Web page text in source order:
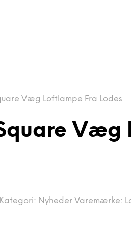
Væg Loftlampe Fra Lodes
Væg
Kategori: Nyheder Varemærke: